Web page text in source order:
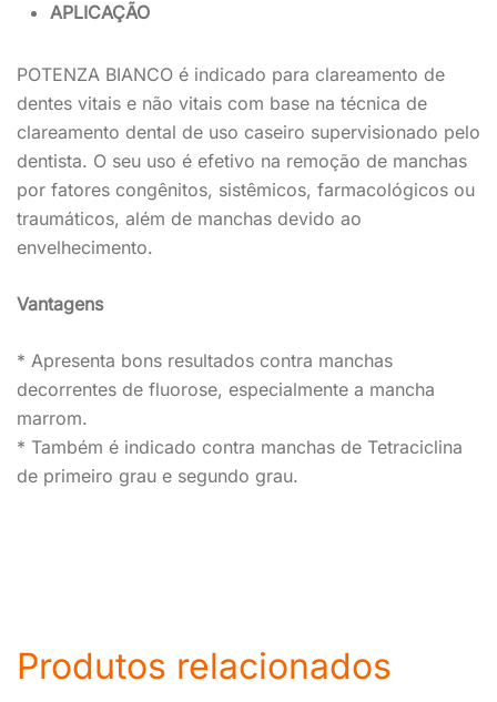
APLICAÇÃO
POTENZA BIANCO é indicado para clareamento de
dentes vitais e não vitais com base na técnica de
clareamento dental de uso caseiro supervisionado pelo
dentista. O seu uso é efetivo na remoção de manchas
por fatores congênitos, sistêmicos, farmacológicos ou
traumáticos, além de manchas devido ao
envelhecimento.
Vantagens
* Apresenta bons resultados contra manchas
decorrentes de fluorose, especialmente a mancha
marrom.
* Também é indicado contra manchas de Tetraciclina
de primeiro grau e segundo grau.
Produtos relacionados